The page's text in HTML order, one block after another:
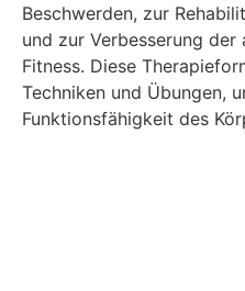
Beschwerden, zur
und zur Verbesserung
Fitness. Diese
Techniken und Übungen,
Funktionsfähigkeit des